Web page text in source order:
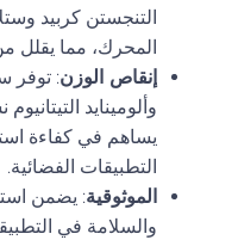
المحرك، مما يقلل
إنقاص الوزن
وألومينايد
يساهم في كفاءة
التطبيقات الفضائية.
الموثوقية: يضمن
والسلامة في